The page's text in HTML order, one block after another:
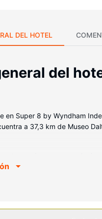
DEL HOTEL
del
en Super 8 by Wyndham
a 37,3 km de Museo
de canales por cable.
servicios que se te